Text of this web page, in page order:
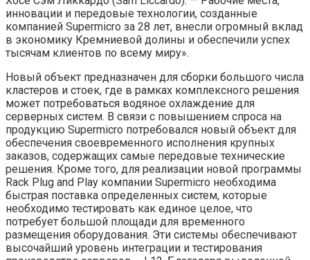
инновации и передовые технологии, созданные
компанией Supermicro за 28 лет, внесли огромный вклад
в экономику Кремниевой долины и обеспечили успех
тысячам клиентов по всему миру».
Новый объект предназначен для сборки большого числа
кластеров и стоек, где в рамках комплексного решения
может потребоваться водяное охлаждение для
серверных систем. В связи с повышением спроса на
продукцию Supermicro потребовался новый объект для
обеспечения своевременного исполнения крупных
заказов, содержащих самые передовые технические
решения. Кроме того, для реализации новой программы
Rack Plug and Play компании Supermicro необходима
быстрая поставка определенных систем, которые
необходимо тестировать как единое целое, что
потребует большой площади для временного
размещения оборудования. Эти системы обеспечивают
высочайший уровень интеграции и тестирования